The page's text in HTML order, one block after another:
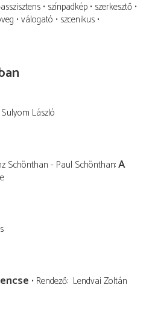
színpadkép szerkesztő
válogató szcenikus
László
Schönthan - Paul Schönthan A
Rendező Lendvai Zoltán